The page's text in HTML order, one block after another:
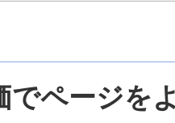
でページを